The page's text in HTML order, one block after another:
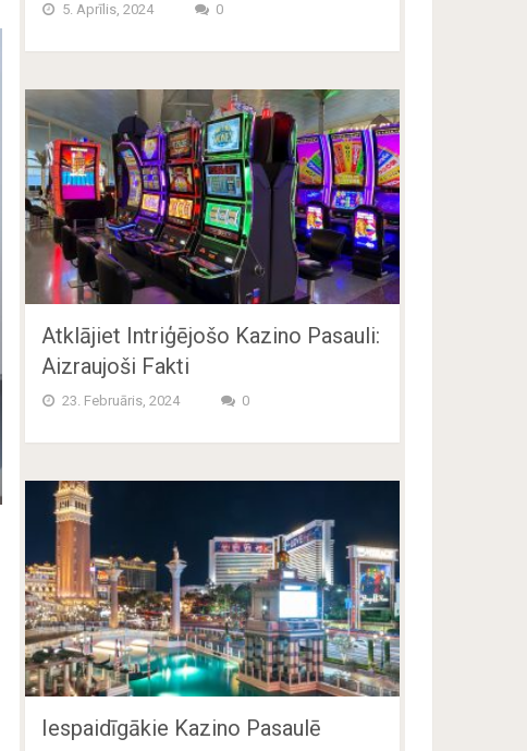
5. Aprīlis, 2024 0
Atklājiet Intriģējošo Kazino Pasauli:
Aizraujoši Fakti
23. Februāris, 2024 0
Iespaidīgākie Kazino Pasaulē